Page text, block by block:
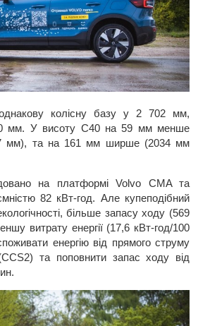
колісну базу у 2 702 мм,
мм. У висоту С40 на 59 мм менше
мм), та на 161 мм ширше (2034 мм
на платформі Volvo CMA та
82 кВт-год. Але купеподібний
більше запасу ходу (569
витрату енергії (17,6 кВт-год/100
енергію від прямого струму
та поповнити запас ходу від